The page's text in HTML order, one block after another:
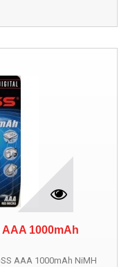
1000mAh
AAA 1000mAh NiMH